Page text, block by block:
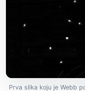
Prva slika koju je Webb